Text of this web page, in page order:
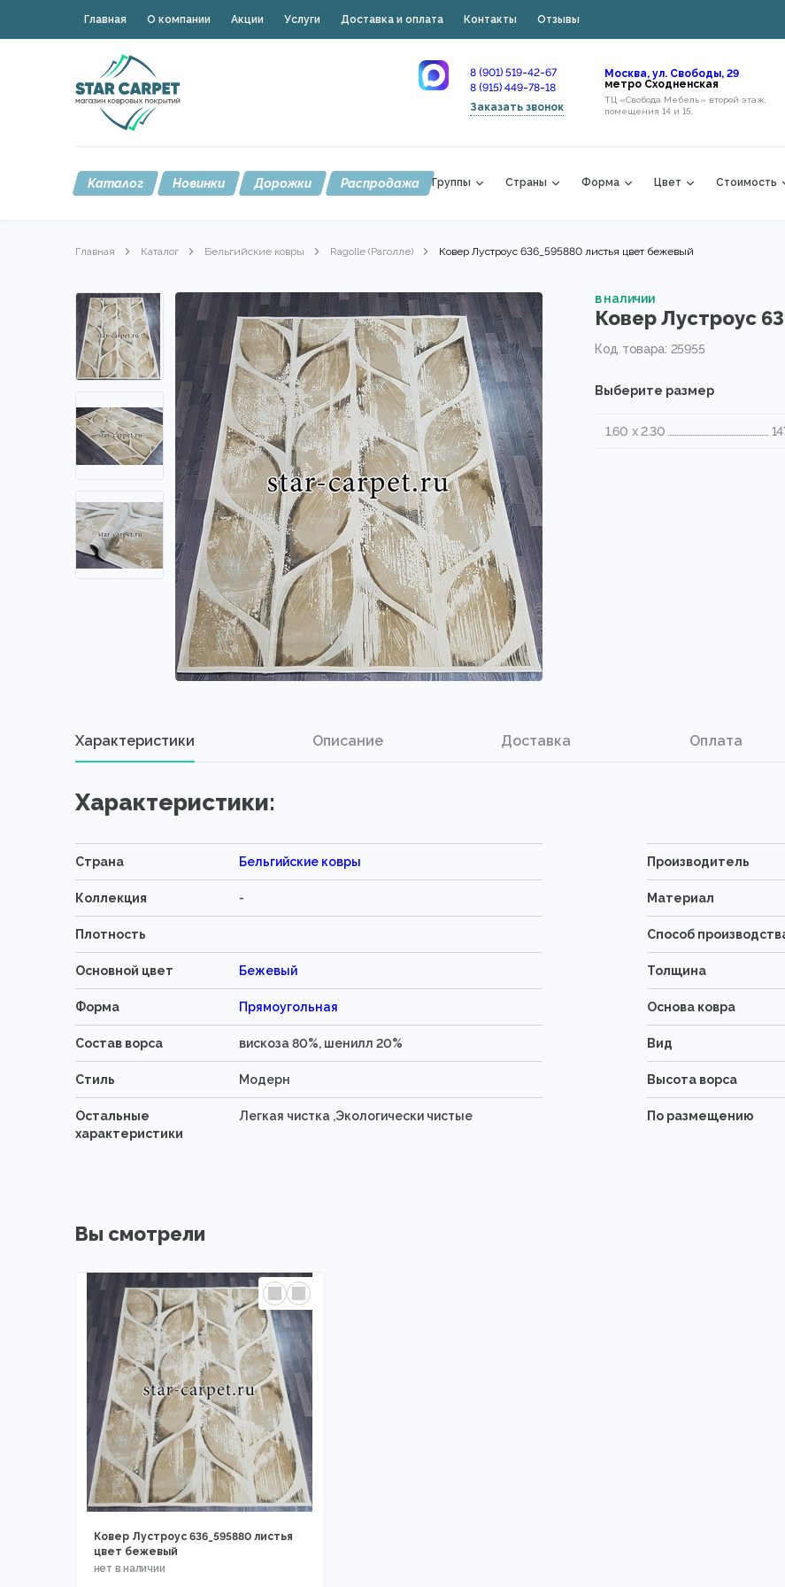
Главная О компании Акции Услуги Доставка и оплата Контакты Отзывы
8 (901) 519-42-67
8 (915) 449-78-18
Заказать звонок
Москва, ул. Свободы, 29
метро Сходненская
ТЦ «Свобода Мебель» второй этаж,
помещения 14 и 15,
Каталог Новинки Дорожки Распродажа Группы Страны Форма Цвет Стоимость
Главная Каталог Бельгийские ковры Ragolle (Раголле) Ковер Лустроус 636_595880 листья цвет бежевый
в наличии
Ковер Лустроус
Код товара: 25955
Выберите размер
1.60 x 2.30
Характеристики Описание Доставка Оплата
Характеристики:
Страна Бельгийские ковры Производитель
Коллекция - Материал
Плотность Способ
Основной цвет Бежевый Толщина
Форма Прямоугольная Основа ковра
Состав ворса вискоза 80%, шенилл 20% Вид
Стиль Модерн Высота ворса
Остальные
характеристики
Легкая чистка ,Экологически чистые По размещению
Вы смотрели
Ковер Лустроус 636_595880 листья
цвет бежевый